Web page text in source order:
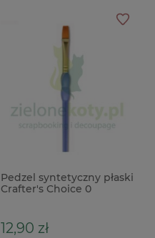
Pedzel syntetyczny płaski
Crafter's Choice 0
12,90 zł